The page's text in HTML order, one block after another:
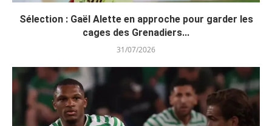
Sélection : Gaël Alette en approche pour garder les
cages des Grenadiers...
31/07/2026